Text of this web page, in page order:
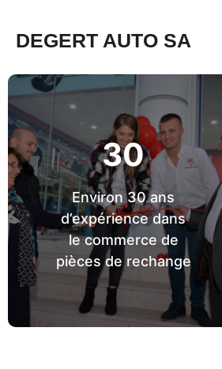
DEGERT AUTO SA
30
Environ 30 ans
d’expérience dans
le commerce de
pièces de rechange